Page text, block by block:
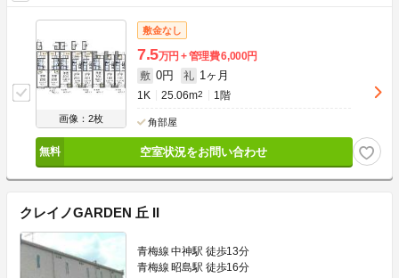
画像：2枚
敷金なし
7.5万円 管理費6,000円
敷 0円 礼 1ヶ月
1K 25.06m2 1階
角部屋
空室状況をお問い合わせ
クレイノGARDEN 丘 II
青梅線 中神駅 徒歩13分
青梅線 昭島駅 徒歩16分